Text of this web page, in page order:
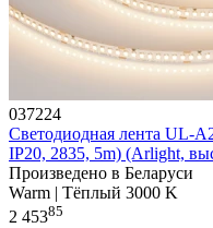
037224
Светодиодная лента UL-
IP20, 2835, 5m) (Arlight,
Произведено в Беларуси
Warm | Тёплый 3000 K
2 45385